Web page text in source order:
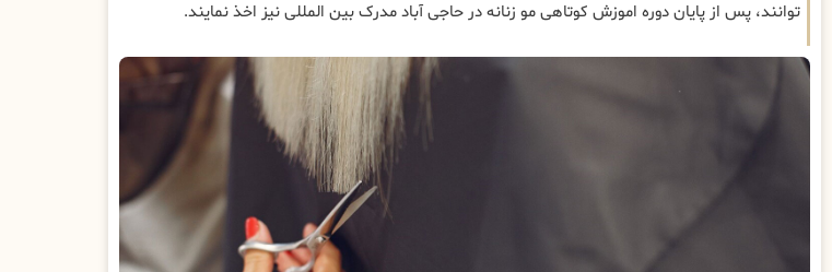
توانند، پس از پایان دوره اموزش کوتاهی مو زنانه در حاجی آباد مدرک بین المللی نیز اخذ نمایند.